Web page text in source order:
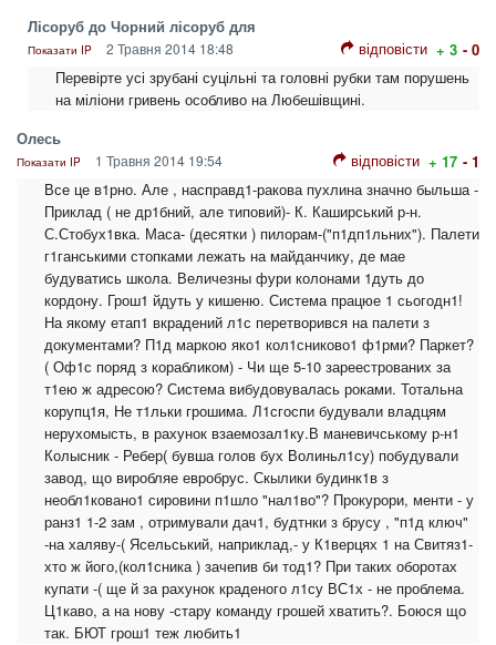
Лісоруб до Чорний лісоруб для
Показати IP 2 Травня 2014 18:48 відповісти + 3 - 0
Перевірте усі зрубані суцільні та головні рубки там порушень
на міліони гривень особливо на Любешівщині.
Олесь
Показати IP 1 Травня 2014 19:54 відповісти + 17 - 1
Все це в1рно. Але , насправд1-ракова пухлина значно быльша -
Приклад ( не др1бний, але типовий)- К. Каширський р-н.
С.Стобух1вка. Маса- (десятки ) пилорам-("п1дп1льних"). Палети
г1ганськими стопками лежать на майданчику, де мае
будуватись школа. Величезны фури колонами 1дуть до
кордону. Грош1 йдуть у кишеню. Система працюе 1 сьогодн1!
На якому етап1 вкрадений л1с перетворився на палети з
документами? П1д маркою яко1 кол1сниково1 ф1рми? Паркет?
( Оф1с поряд з корабликом) - Чи ще 5-10 зареестрованих за
т1ею ж адресою? Система вибудовувалась роками. Тотальна
корупц1я, Не т1льки грошима. Л1сгоспи будували владцям
нерухомысть, в рахунок взаемозал1ку.В маневичському р-н1
Колысник - Ребер( бувша голов бух Волиньл1су) побудували
завод, що виробляе евробрус. Скылики будинк1в з
необл1ковано1 сировини п1шло "нал1во"? Прокурори, менти - у
ранз1 1-2 зам , отримували дач1, будтнки з брусу , "п1д ключ"
-на халяву-( Ясельський, наприклад,- у К1верцях 1 на Свитяз1-
хто ж його,(кол1сника ) зачепив би тод1? При таких оборотах
купати -( ще й за рахунок краденого л1су ВС1х - не проблема.
Ц1каво, а на нову -стару команду грошей хватить?. Боюся що
так. БЮТ грош1 теж любить1